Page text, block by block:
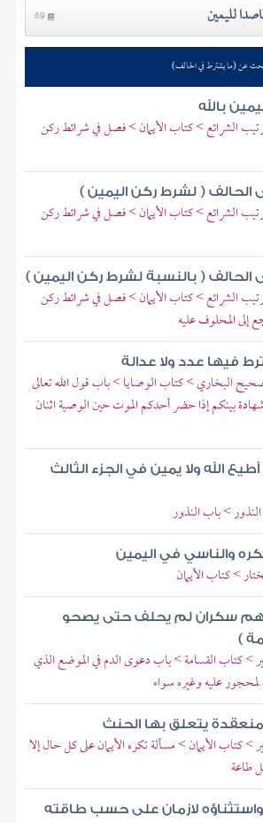
لليمين 69
عن (ما يشترط في الحالف)
بالله
الشرائع > كتاب الأيمان > فصل في شرائط ركن
الحالف ( لشرط ركن اليمين )
الشرائع > كتاب الأيمان > فصل في شرائط ركن
الحالف ( بالنسبة لشرط ركن اليمين )
الشرائع > كتاب الأيمان > فصل في شرائط ركن
إلى المحلوف عليه
فيها عدد ولا عدالة
البخاري > كتاب الوصايا > باب قول الله تعالى
شهادة بينكم إذا حضر أحدكم الموت حين الوصية اثنان
أطيع الله ولا يمين في الجزء الثالث
> باب النذور
والناسي في اليمين
> كتاب الأيمان
سكران لم يحلف حتى يصحو
)
> كتاب القسامة > باب دعوى الدم في الموضع الذي
عليه وغيره سواء
منعقدة يتعلق بها الحنث
> كتاب الأيمان > مسألة تكره الأيمان على كل حال إلا
طاعة
واستثناؤه لازمان على حسب طاقته